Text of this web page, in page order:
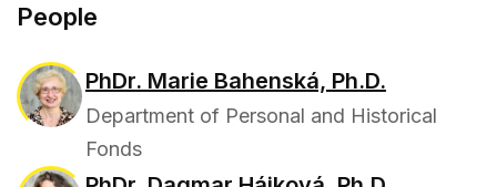
People
PhDr. Marie Bahenská, Ph.D.
Department of Personal and Historical
Fonds